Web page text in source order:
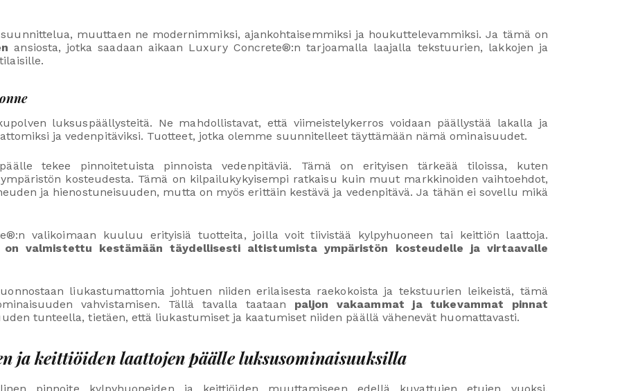
muuttaen ne modernimmiksi, ajankohtaisemmiksi ja houkuttelevammiksi. Ja tämä on
ansiosta, jotka saadaan aikaan Luxury Concrete®:n tarjoamalla laajalla tekstuurien, lakkojen ja
luksuspäällysteitä. Ne mahdollistavat, että viimeistelykerros voidaan päällystää lakalla ja
ja vedenpitäviksi. Tuotteet, jotka olemme suunnitelleet täyttämään nämä ominaisuudet.
tekee pinnoitetuista pinnoista vedenpitäviä. Tämä on erityisen tärkeää tiloissa, kuten
kosteudesta. Tämä on kilpailukykyisempi ratkaisu kuin muut markkinoiden vaihtoehdot,
ja hienostuneisuuden, mutta on myös erittäin kestävä ja vedenpitävä. Ja tähän ei sovellu mikä
valikoimaan kuuluu erityisiä tuotteita, joilla voit tiivistää kylpyhuoneen tai keittiön laattoja.
valmistettu kestämään täydellisesti altistumista ympäristön kosteudelle ja virtaavalle
liukastumattomia johtuen niiden erilaisesta raekokoista ja tekstuurien leikeistä, tämä
vahvistamisen. Tällä tavalla taataan paljon vakaammat ja tukevammat pinnat
tunteella, tietäen, että liukastumiset ja kaatumiset niiden päällä vähenevät huomattavasti.
ja keittiöiden laattojen päälle luksusominaisuuksilla
pinnoite kylpyhuoneiden ja keittiöiden muuttamiseen edellä kuvattujen etujen vuoksi.